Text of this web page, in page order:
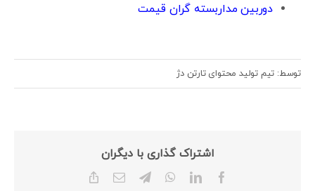
دوربین مداربسته گران قیمت
توسط: تیم تولید محتوای تارتن دژ
اشتراک گذاری با دیگران
Facebook
LinkedIn
WhatsApp
Telegram
Email